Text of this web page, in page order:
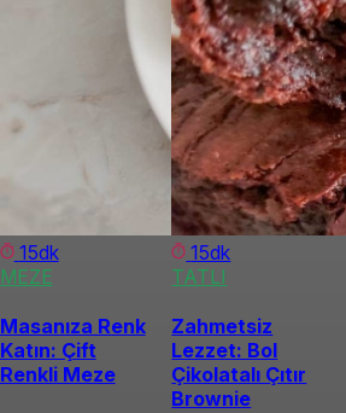
15dk
MEZE
Masanıza Renk
Katın: Çift
Renkli Meze
15dk
TATLI
Zahmetsiz
Lezzet: Bol
Çikolatalı Çıtır
Brownie